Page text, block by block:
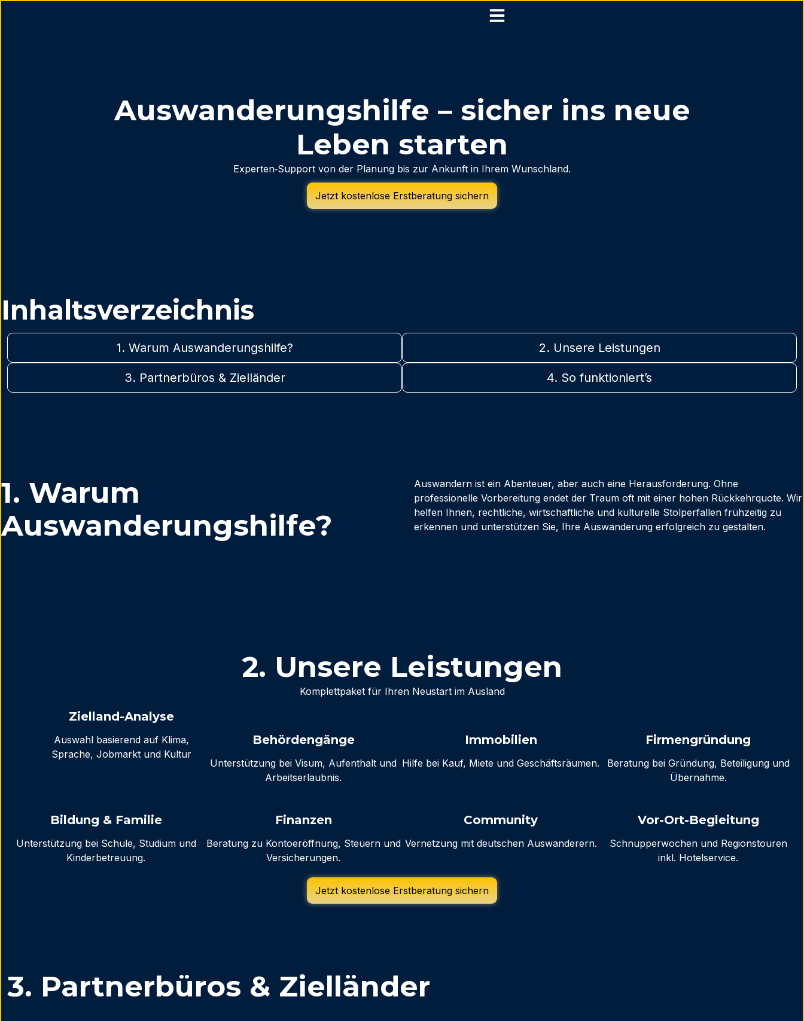
Auswanderungshilfe – sicher ins neue
Leben starten
Experten‑Support von der Planung bis zur Ankunft in Ihrem Wunschland.
Jetzt kostenlose Erstberatung sichern
Inhaltsverzeichnis
1. Warum Auswanderungshilfe? 2. Unsere Leistungen
3. Partnerbüros & Zielländer 4. So funktioniert’s
1. Warum
Auswanderungshilfe?
Auswandern ist ein Abenteuer, aber auch eine Herausforderung. Ohne
professionelle Vorbereitung endet der Traum oft mit einer hohen Rückkehrquote. Wir
helfen Ihnen, rechtliche, wirtschaftliche und kulturelle Stolperfallen frühzeitig zu
erkennen und unterstützen Sie, Ihre Auswanderung erfolgreich zu gestalten.
2. Unsere Leistungen
Komplettpaket für Ihren Neustart im Ausland
Zielland-Analyse
Auswahl basierend auf Klima,
Sprache, Jobmarkt und Kultur
Behördengänge
Unterstützung bei Visum, Aufenthalt und
Arbeitserlaubnis.
Immobilien
Hilfe bei Kauf, Miete und Geschäftsräumen.
Firmengründung
Beratung bei Gründung, Beteiligung und
Übernahme.
Bildung & Familie
Unterstützung bei Schule, Studium und
Kinderbetreuung.
Finanzen
Beratung zu Kontoeröffnung, Steuern und
Versicherungen.
Community
Vernetzung mit deutschen Auswanderern.
Vor-Ort-Begleitung
Schnupperwochen und Regionstouren
inkl. Hotelservice.
Jetzt kostenlose Erstberatung sichern
3. Partnerbüros & Zielländer